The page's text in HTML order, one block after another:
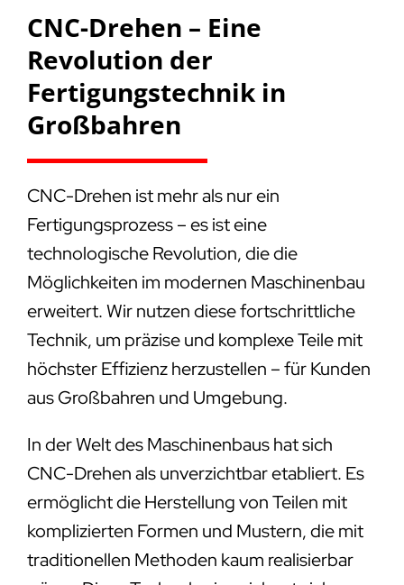
CNC-Drehen – Eine
Revolution der
Fertigungstechnik in
Großbahren
CNC-Drehen ist mehr als nur ein
Fertigungsprozess – es ist eine
technologische Revolution, die die
Möglichkeiten im modernen Maschinenbau
erweitert. Wir nutzen diese fortschrittliche
Technik, um präzise und komplexe Teile mit
höchster Effizienz herzustellen – für Kunden
aus Großbahren und Umgebung.
In der Welt des Maschinenbaus hat sich
CNC-Drehen als unverzichtbar etabliert. Es
ermöglicht die Herstellung von Teilen mit
komplizierten Formen und Mustern, die mit
traditionellen Methoden kaum realisierbar